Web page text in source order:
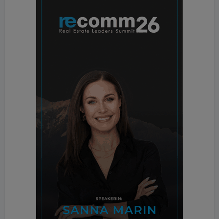
mehreren Gründen für Großprojekte geeignet: Die
wandhängenden WCs sparen Platz und sind durch
das Stadion bei bis zu 17.500 Besuchern an
Matchtagen ausgesetzt ist, bringt auch die lange
Ersatzteilsicherheit künftig klare Vorteile für die
Gebäudebetreiber.
4 Vier Sterne-Standard
Das Stadion des FK Austria Wien ist nach seinem
Umbau „state of the art“. Es entspricht den Vier-
Sterne-Kriterien der UEFA, erfüllt damit die
Voraussetzungen für internationale Topspiele. Vier
Tribünen fassen nun bis zu 17.500 Zuschauer.